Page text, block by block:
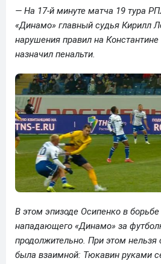
— На 17-й минуте матча 19 тура
«Динамо» главный судья Кирилл
нарушения правил на
назначил пенальти.
В этом эпизоде Осипенко в
нападающего «Динамо» за
продолжительно. При этом нельзя
была взаимной: Тюкавин руками